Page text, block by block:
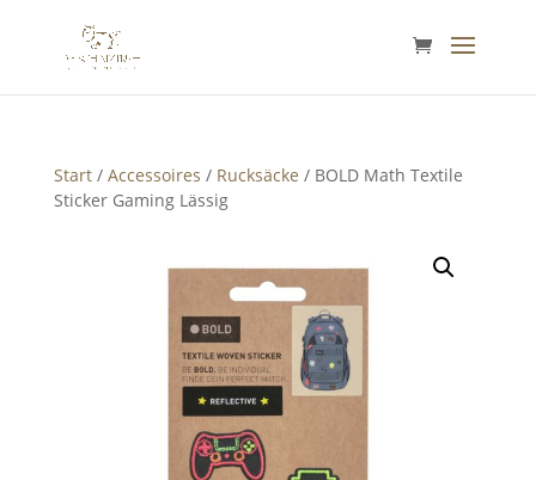
Start/ Accessoires / Rucksäcke / BOLD Math Textile
Sticker Gaming Lässig